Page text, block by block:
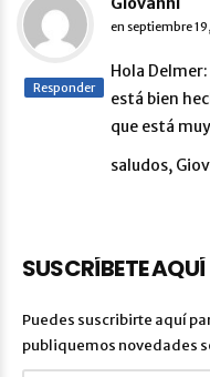
en septiembre
Hola
está bien
que está
saludos,
Responder
SUSCRÍBETE AQUÍ
Puedes suscribirte aquí
publiquemos novedades